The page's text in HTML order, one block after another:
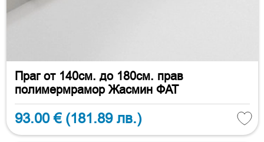
Праг от 140см. до 180см. прав
полимермрамор Жасмин ФАТ
93.00 € (181.89 лв.)